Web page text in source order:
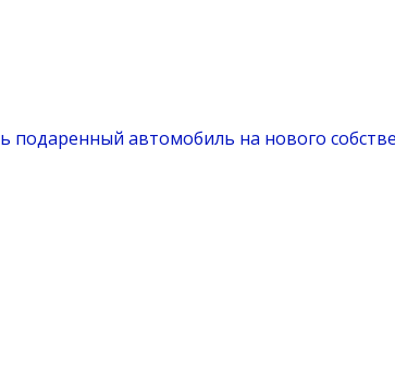
автомобиль на нового